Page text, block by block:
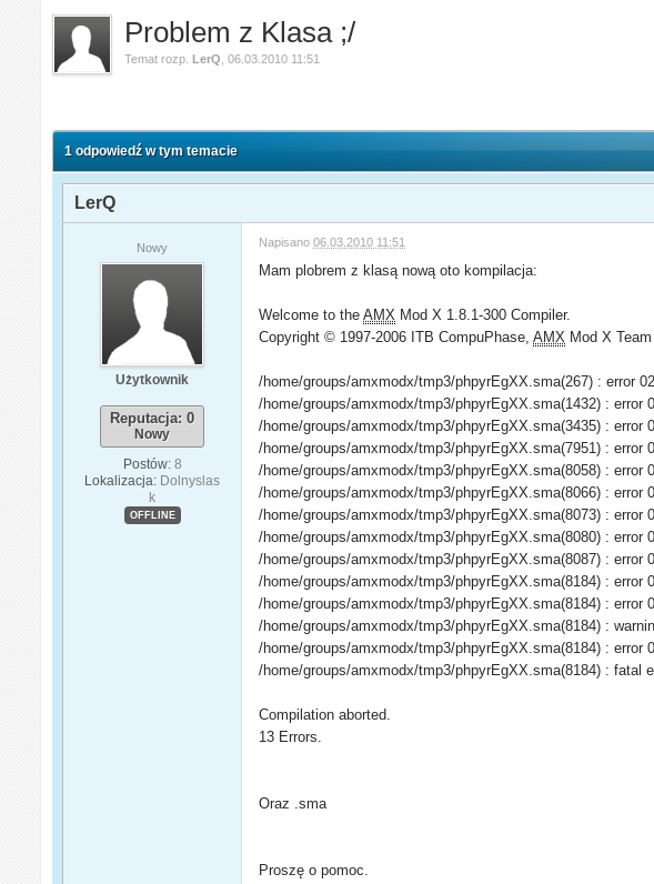
Problem z Klasa ;/
Temat rozp.LerQ ,06.03.2010 11:51
1 odpowiedź w tym temacie
LerQ
Nowy
Użytkownik
Reputacja: 0
Nowy
Postów: 8
Lokalizacja: Dolnyslas
k
OFFLINE
Napisano06.03.2010 11:51
Mam plobrem z klasą nową oto kompilacja:
Welcome to theAMX Mod X 1.8.1-300 Compiler.
Copyright © 1997-2006 ITB CompuPhase,AMX Mod X Team
/home/groups/amxmodx/tmp3/phpyrEgXX.sma(267) : error
/home/groups/amxmodx/tmp3/phpyrEgXX.sma(1432) : error
/home/groups/amxmodx/tmp3/phpyrEgXX.sma(3435) :
/home/groups/amxmodx/tmp3/phpyrEgXX.sma(7951) : error
/home/groups/amxmodx/tmp3/phpyrEgXX.sma(8058) : error
/home/groups/amxmodx/tmp3/phpyrEgXX.sma(8066) : error
/home/groups/amxmodx/tmp3/phpyrEgXX.sma(8073) : error
/home/groups/amxmodx/tmp3/phpyrEgXX.sma(8080) : error
/home/groups/amxmodx/tmp3/phpyrEgXX.sma(8087) : error
/home/groups/amxmodx/tmp3/phpyrEgXX.sma(8184) :
/home/groups/amxmodx/tmp3/phpyrEgXX.sma(8184) : error
/home/groups/amxmodx/tmp3/phpyrEgXX.sma(8184) :
/home/groups/amxmodx/tmp3/phpyrEgXX.sma(8184) : error
/home/groups/amxmodx/tmp3/phpyrEgXX.sma(8184) : fatal
Compilation aborted.
13 Errors.
Oraz .sma
Proszę o pomoc.